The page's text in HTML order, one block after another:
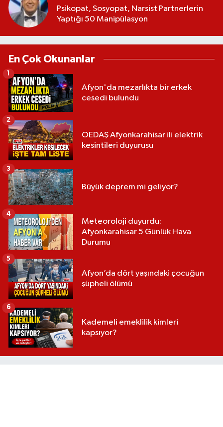
Psikopat, Sosyopat, Narsist Partnerlerin
Yaptığı 50 Manipülasyon
En Çok Okunanlar
Afyon'da mezarlıkta bir erkek
cesedi bulundu
1
OEDAŞ Afyonkarahisar ili elektrik
kesintileri duyurusu
2
Büyük deprem mi geliyor?
3
Meteoroloji duyurdu:
Afyonkarahisar 5 Günlük Hava
Durumu
4
Afyon’da dört yaşındaki çocuğun
şüpheli ölümü
5
Kademeli emeklilik kimleri
kapsıyor?
6